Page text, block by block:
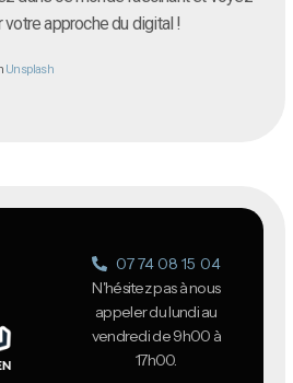
approche du digital !
Unsplash
07 74 08 15 04
N'hésitez pas à nous
appeler du lundi au
vendredi de 9h00 à
17h00.